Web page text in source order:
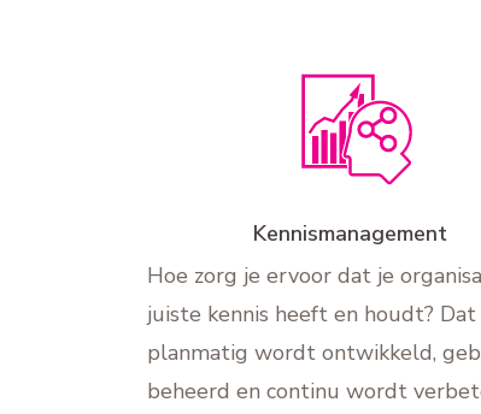
Kennismanagement
Hoe zorg je ervoor dat je
juiste kennis heeft en houdt? Dat
planmatig wordt ontwikkeld,
beheerd en continu wordt